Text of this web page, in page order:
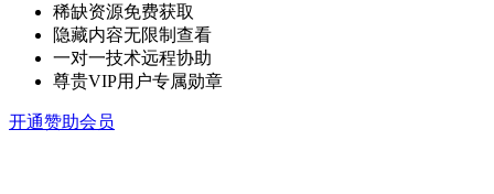
稀缺资源免费获取
隐藏内容无限制查看
一对一技术远程协助
尊贵VIP用户专属勋章
开通赞助会员